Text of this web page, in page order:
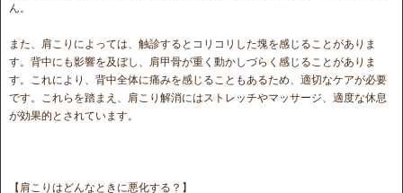
ん。
また、肩こりによっては、触診するとコリコリした塊を感じることがありま
す。背中にも影響を及ぼし、肩甲骨が重く動かしづらく感じることがありま
す。これにより、背中全体に痛みを感じることもあるため、適切なケアが必要
です。これらを踏まえ、肩こり解消にはストレッチやマッサージ、適度な休息
が効果的とされています。
【肩こりはどんなときに悪化する？】